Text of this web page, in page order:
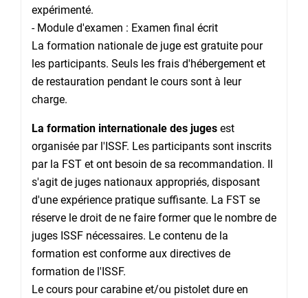
expérimenté.
- Module d'examen : Examen final écrit
La formation nationale de juge est gratuite pour
les participants. Seuls les frais d'hébergement et
de restauration pendant le cours sont à leur
charge.
La formation internationale des juges est
organisée par l'ISSF. Les participants sont inscrits
par la FST et ont besoin de sa recommandation. Il
s'agit de juges nationaux appropriés, disposant
d'une expérience pratique suffisante. La FST se
réserve le droit de ne faire former que le nombre de
juges ISSF nécessaires. Le contenu de la
formation est conforme aux directives de
formation de l'ISSF.
Le cours pour carabine et/ou pistolet dure en